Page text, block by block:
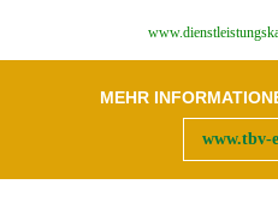
MEHR
www.tbv-